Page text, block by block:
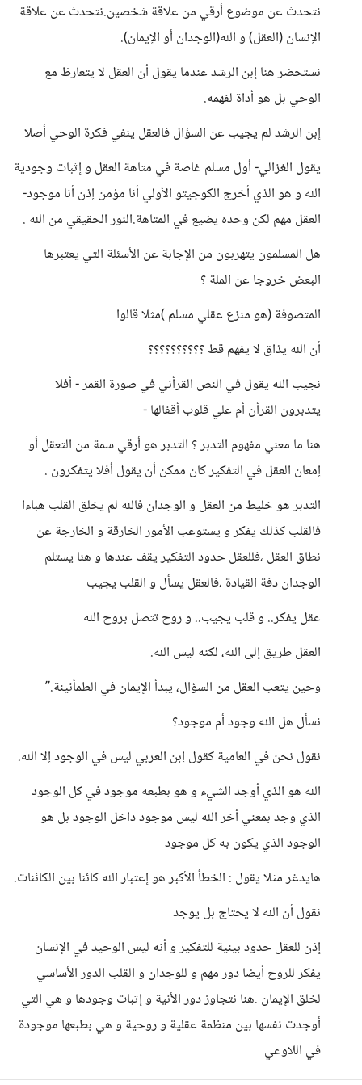
نتحدث عن موضوع أرقي من علاقة شخصين.نتحدث عن علاقة
الإنسان (العقل) و الله(الوجدان أو الإيمان).
نستحضر هنا إبن الرشد عندما يقول أن العقل لا يتعارظ مع
الوحي بل هو أداة لفهمه.
إبن الرشد لم يجيب عن السؤال فالعقل ينفي فكرة الوحي أصلا
يقول الغزالي- أول مسلم غاصة في متاهة العقل و إثبات وجودية
الله و هو الذي أخرج الكوجيتو الأولي أنا مؤمن إذن أنا موجود-
العقل مهم لكن وحده يضيع في المتاهة.النور الحقيقي من الله .
هل المسلمون يتهربون من الإجابة عن الأسئلة التي يعتبرها
البعض خروجا عن الملة ؟
المتصوفة (هو منزع عقلي مسلم )مثلا قالوا
أن الله يذاق لا يفهم قط ؟؟؟؟؟؟؟؟؟؟
نجيب الله يقول في النص القرأني في صورة القمر - أفلا
يتدبرون القرأن أم علي قلوب أقفالها -
هنا ما معني مفهوم التدبر ؟ التدبر هو أرقي سمة من التعقل أو
إمعان العقل في التفكير كان ممكن أن يقول أفلا يتفكرون .
التدبر هو خليط من العقل و الوجدان فالله لم يخلق القلب هباءا
فالقلب كذلك يفكر و يستوعب الأمور الخارقة و الخارجة عن
نطاق العقل ،فللعقل حدود التفكير يقف عندها و هنا يستلم
الوجدان دفة القيادة ،فالعقل يسأل و القلب يجيب
عقل يفكر.. و قلب يجيب.. و روح تتصل بروح الله
العقل طريق إلى الله، لكنه ليس الله.
وحين يتعب العقل من السؤال، يبدأ الإيمان في الطمأنينة.”
نسأل هل الله وجود أم موجود؟
نقول نحن في العامية كقول إبن العربي ليس في الوجود إلا الله.
الله هو الذي أوجد الشيء و هو بطبعه موجود في كل الوجود
الذي وجد بمعني أخر الله ليس موجود داخل الوجود بل هو
الوجود الذي يكون به كل موجود
هايدغر مثلا يقول : الخطأ الأكبر هو إعتبار الله كائنا بين الكائنات.
نقول أن الله لا يحتاج بل يوجد
إذن للعقل حدود بينية للتفكير و أنه ليس الوحيد في الإنسان
يفكر للروح أيضا دور مهم و للوجدان و القلب الدور الأساسي
لخلق الإيمان .هنا نتجاوز دور الأنية و إثبات وجودها و هي التي
أوجدت نفسها بين منظمة عقلية و روحية و هي بطبعها موجودة
في اللاوعي